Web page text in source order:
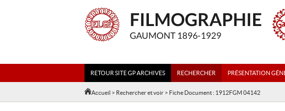
RETOUR SITE GP ARCHIVES RECHERCHER PRÉSENTATION
Accueil > Rechercher et voir > Fiche Document : 1912FGM 04142